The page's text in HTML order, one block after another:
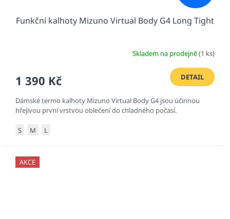
Funkční kalhoty Mizuno Virtual Body G4 Long Tight
Skladem na prodejně(1 ks)
1 390 Kč DETAIL
Dámské termo kalhoty Mizuno Virtual Body G4 jsou účinnou
hřejivou první vrstvou oblečení do chladného počasí.
S M L
AKCE